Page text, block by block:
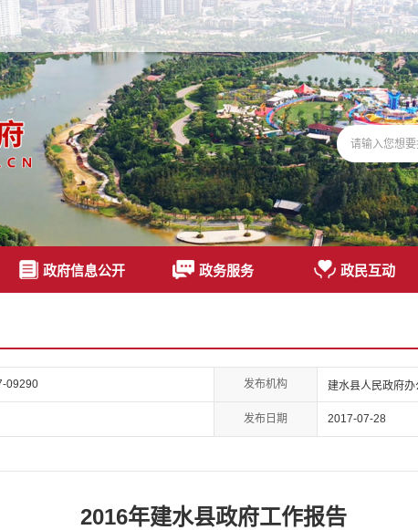
政府信息公开 政务服务 政民互动
09290 发布机构 建水县人民政府办
发布日期 2017-07-28
2016年建水县政府工作报告